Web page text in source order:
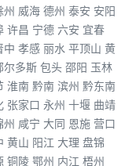
州 威海 德州 泰安 安阳
许昌 宁德 六安 宜春
中 孝感 丽水 平顶山 黄
尔多斯 包头 邵阳 玉林
淮南 黔南 滨州 黔东南
张家口 永州 十堰 曲靖
州 咸宁 大同 恩施 营口
黄山 阳江 大理 盘锦
铜陵 鄂州 内江 梧州